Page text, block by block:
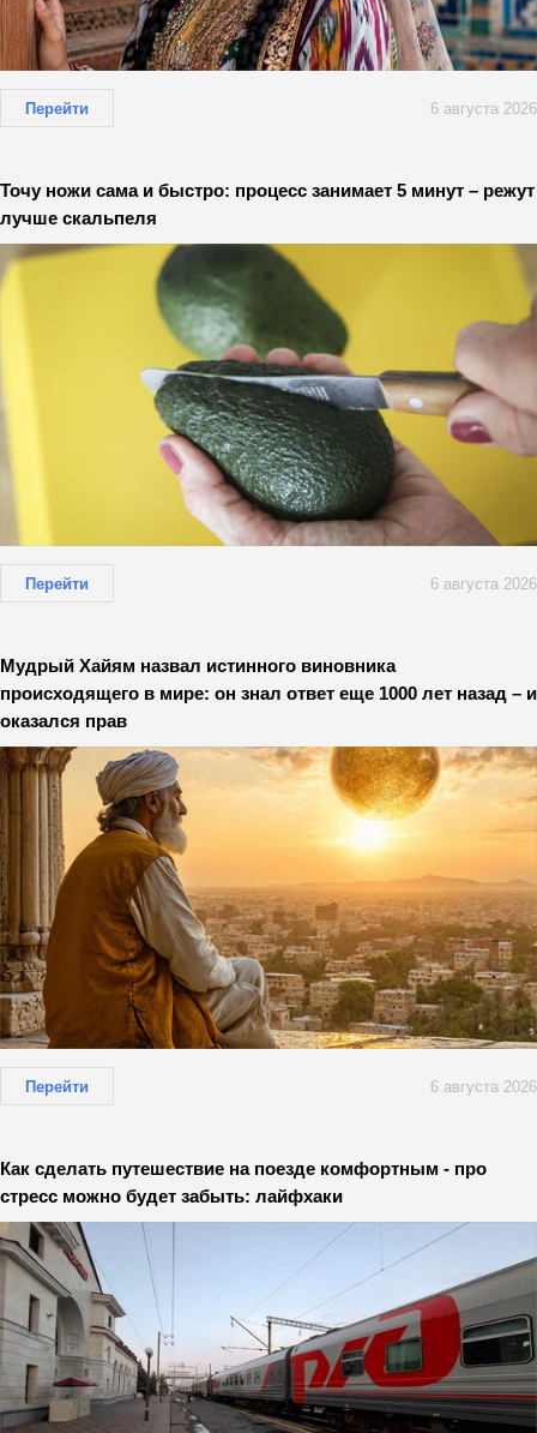
Перейти 6 августа 2026
Точу ножи сама и быстро: процесс занимает 5 минут – режут
лучше скальпеля
Перейти 6 августа 2026
Мудрый Хайям назвал истинного виновника
происходящего в мире: он знал ответ еще 1000 лет назад – и
оказался прав
Перейти 6 августа 2026
Как сделать путешествие на поезде комфортным - про
стресс можно будет забыть: лайфхаки